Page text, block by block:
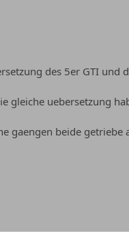
des 5er GTI und
gleiche uebersetzung
gaengen beide getriebe